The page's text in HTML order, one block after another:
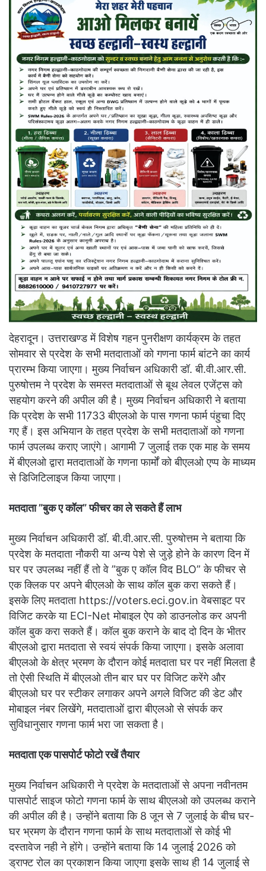
देहरादून। उत्तराखण्ड में विशेष गहन पुनरीक्षण कार्यक्रम के तहत
सोमवार से प्रदेश के सभी मतदाताओं को गणना फार्म बांटने का कार्य
प्रारम्भ किया जाएगा। मुख्य निर्वाचन अधिकारी डॉ. बी.वी.आर.सी.
पुरुषोत्तम ने प्रदेश के समस्त मतदाताओं से बूथ लेवल एजेंट्स को
सहयोग करने की अपील की है। मुख्य निर्वाचन अधिकारी ने बताया
कि प्रदेश के सभी 11733 बीएलओ के पास गणना फार्म पंहुचा दिए
गए हैं। इस अभियान के तहत प्रदेश के सभी मतदाताओं को गणना
फार्म उपलब्ध कराए जाएंगे। आगामी 7 जुलाई तक एक माह के समय
में बीएलओ द्वारा मतदाताओं के गणना फार्मों को बीएलओ एप्प के माध्यम
से डिजिटिलाइज किया जाएगा।
मतदाता ”बुक ए कॉल” फीचर का ले सकते हैं लाभ
मुख्य निर्वाचन अधिकारी डॉ. बी.वी.आर.सी. पुरुषोत्तम ने बताया कि
प्रदेश के मतदाता नौकरी या अन्य पेशे से जुड़े होने के कारण दिन में
घर पर उपलब्ध नहीं हैं तो वे ”बुक ए कॉल विद BLO” के फीचर से
एक क्लिक पर अपने बीएलओ के साथ कॉल बुक करा सकते हैं।
इसके लिए मतदाता https://voters.eci.gov.in वेबसाइट पर
विजिट करके या ECI-Net मोबाइल ऐप को डाउनलोड कर अपनी
कॉल बुक करा सकते हैं। कॉल बुक कराने के बाद दो दिन के भीतर
बीएलओ द्वारा मतदाता से स्वयं संपर्क किया जाएगा। इसके अलावा
बीएलओ के क्षेत्र भ्रमण के दौरान कोई मतदाता घर पर नहीं मिलता है
तो ऐसी स्थिति में बीएलओ तीन बार घर पर विजिट करेंगे और
बीएलओ घर पर स्टीकर लगाकर अपने अगले विजिट की डेट और
मोबाइल नंबर लिखेंगे, मतदाताओं द्वारा बीएलओ से संपर्क कर
सुविधानुसार गणना फार्म भरा जा सकता है।
मतदाता एक पासपोर्ट फोटो रखें तैयार
मुख्य निर्वाचन अधिकारी ने प्रदेश के मतदाताओं से अपना नवीनतम
पासपोर्ट साइज फोटो गणना फार्म के साथ बीएलओ को उपलब्ध कराने
की अपील की है। उन्होंने बताया कि 8 जून से 7 जुलाई के बीच घर-
घर भ्रमण के दौरान गणना फार्म के साथ मतदाताओं से कोई भी
दस्तावेज नही ने होंगे। उन्होंने बताया कि 14 जुलाई 2026 को
ड्राफ्ट रोल का प्रकाशन किया जाएगा इसके साथ ही 14 जुलाई से